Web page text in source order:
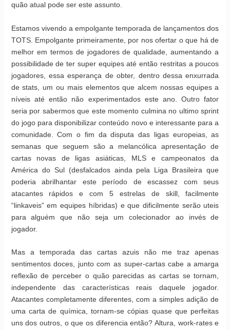
quão atual pode ser este assunto.
Estamos vivendo a empolgante temporada de lançamentos dos
TOTS. Empolgante primeiramente, por nos ofertar o que há de
melhor em termos de jogadores de qualidade, aumentando a
possibilidade de ter super equipes até então restritas a poucos
jogadores, essa esperança de obter, dentro dessa enxurrada
de stats, um ou mais elementos que alcem nossas equipes a
níveis até então não experimentados este ano. Outro fator
seria por sabermos que este momento culmina no ultimo sprint
do jogo para disponibilizar conteúdo novo e interessante para a
comunidade. Com o fim da disputa das ligas europeias, as
semanas que seguem são a melancólica apresentação de
cartas novas de ligas asiáticas, MLS e campeonatos da
América do Sul (desfalcados ainda pela Liga Brasileira que
poderia abrilhantar este período de escassez com seus
atacantes rápidos e com 5 estrelas de skill, facilmente
“linkaveis” em equipes híbridas) e que dificilmente serão uteis
para alguém que não seja um colecionador ao invés de
jogador.
Mas a temporada das cartas azuis não me traz apenas
sentimentos doces, junto com as super-cartas cabe a amarga
reflexão de perceber o quão parecidas as cartas se tornam,
independente das características reais daquele jogador.
Atacantes completamente diferentes, com a simples adição de
uma carta de química, tornam-se cópias quase que perfeitas
uns dos outros, o que os diferencia então? Altura, work-rates e